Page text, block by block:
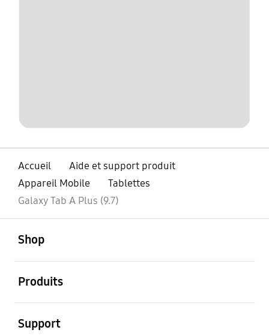
Accueil
Aide et support produit
Appareil Mobile
Tablettes
Galaxy Tab A Plus (9.7)
Shop
Produits
Support